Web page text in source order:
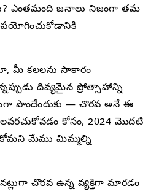
ఎంతమంది జనాలు నిజంగా తమ
మీ కలలను సాకారం
దివ్యమైన ప్రోత్సాహాన్ని
పొందేందుకు — చొరవ అనే ఈ
కోసం, 2024 మొదటి
మేము మిమ్మల్ని
చొరవ ఉన్న వ్యక్తిగా మారడం